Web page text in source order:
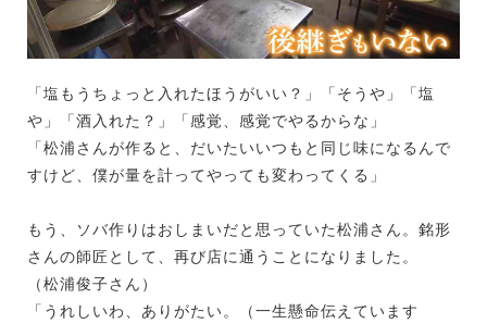
「塩もうちょっと入れたほうがいい？」「そうや」「塩
や」「酒入れた？」「感覚、感覚でやるからな」
「松浦さんが作ると、だいたいいつもと同じ味になるんで
すけど、僕が量を計ってやっても変わってくる」
もう、ソバ作りはおしまいだと思っていた松浦さん。銘形
さんの師匠として、再び店に通うことになりました。
（松浦俊子さん）
「うれしいわ、ありがたい。（一生懸命伝えています